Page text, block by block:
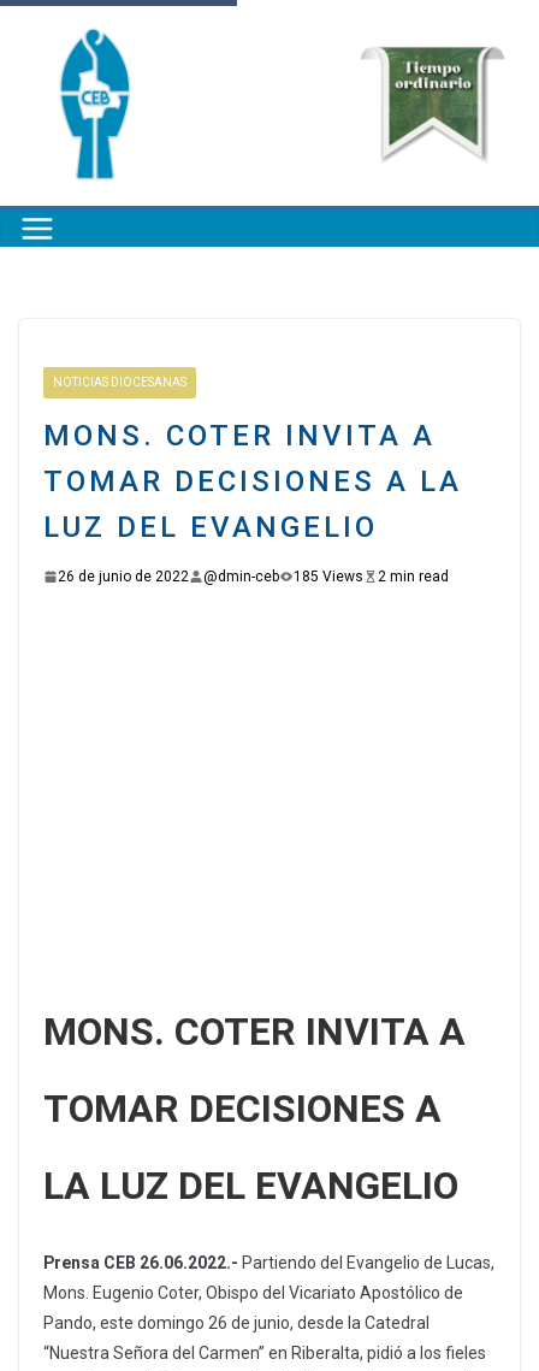
NOTICIAS DIOCESANAS
MONS. COTER INVITA A
TOMAR DECISIONES A LA
LUZ DEL EVANGELIO
26 de junio de 2022 @dmin-ceb 185 Views 2 min read
MONS. COTER INVITA A
TOMAR DECISIONES A
LA LUZ DEL EVANGELIO
Prensa CEB 26.06.2022.- Partiendo del Evangelio de Lucas,
Mons. Eugenio Coter, Obispo del Vicariato Apostólico de
Pando, este domingo 26 de junio, desde la Catedral
“Nuestra Señora del Carmen” en Riberalta, pidió a los fieles